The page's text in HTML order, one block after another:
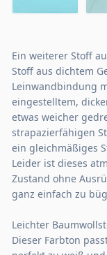
Ein weiterer Stoff
Stoff aus dichtem
Leinwandbindung
eingestelltem,
etwas weicher
strapazierfähigen
ein gleichmäßiges
Leider ist dieses
Zustand ohne
ganz einfach zu
Leichter
Dieser Farbton